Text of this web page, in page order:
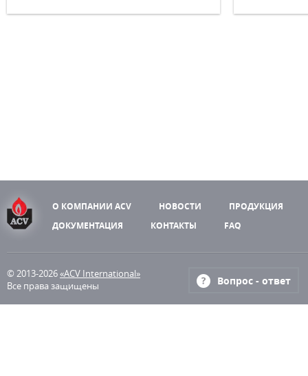
О КОМПАНИИ ACV НОВОСТИ
ПРОДУКЦИЯ
ДОКУМЕНТАЦИЯ
КОНТАКТЫ FAQ
© 2013-2026«ACV International»
Все права защищены
Вопрос - ответ